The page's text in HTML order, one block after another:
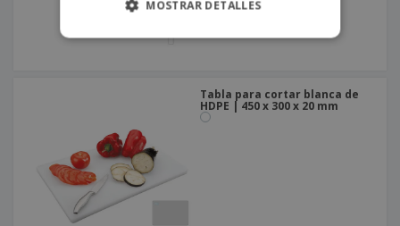
Tabla para cortar blanca de
HDPE | 450 x 300 x 20 mm
MOSTRAR DETALLES